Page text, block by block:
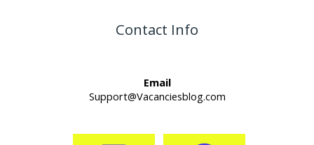
Contact Info
Email
Support@Vacanciesblog.com